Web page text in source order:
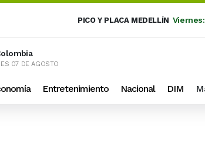
PICO Y PLACA MEDELLÍN Viernes:
07 DE AGOSTO
Entretenimiento Nacional DIM